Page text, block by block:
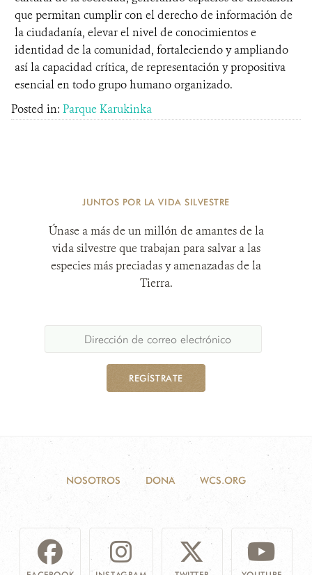
que permitan cumplir con el derecho de información de
la ciudadanía, elevar el nivel de conocimientos e
identidad de la comunidad, fortaleciendo y ampliando
así la capacidad crítica, de representación y propositiva
esencial en todo grupo humano organizado.
Posted in: Parque Karukinka
JUNTOS POR LA VIDA SILVESTRE
Únase a más de un millón de amantes de la
vida silvestre que trabajan para salvar a las
especies más preciadas y amenazadas de la
Tierra.
REGÍSTRATE
NOSOTROS DONA WCS.ORG